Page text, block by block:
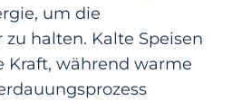
um die
halten. Kalte Speisen
Kraft, während warme